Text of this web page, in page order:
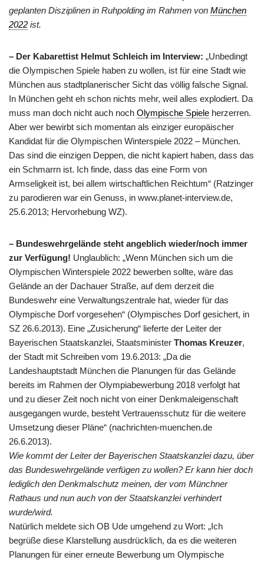
geplanten Disziplinen in Ruhpolding im Rahmen von München
2022 ist.
– Der Kabarettist Helmut Schleich im Interview: „Unbedingt
die Olympischen Spiele haben zu wollen, ist für eine Stadt wie
München aus stadtplanerischer Sicht das völlig falsche Signal.
In München geht eh schon nichts mehr, weil alles explodiert. Da
muss man doch nicht auch noch Olympische Spiele herzerren.
Aber wer bewirbt sich momentan als einziger europäischer
Kandidat für die Olympischen Winterspiele 2022 – München.
Das sind die einzigen Deppen, die nicht kapiert haben, dass das
ein Schmarrn ist. Ich finde, dass das eine Form von
Armseligkeit ist, bei allem wirtschaftlichen Reichtum“ (Ratzinger
zu parodieren war ein Genuss, in www.planet-interview.de,
25.6.2013; Hervorhebung WZ).
– Bundeswehrgelände steht angeblich wieder/noch immer
zur Verfügung! Unglaublich: „Wenn München sich um die
Olympischen Winterspiele 2022 bewerben sollte, wäre das
Gelände an der Dachauer Straße, auf dem derzeit die
Bundeswehr eine Verwaltungszentrale hat, wieder für das
Olympische Dorf vorgesehen“ (Olympisches Dorf gesichert, in
SZ 26.6.2013). Eine „Zusicherung“ lieferte der Leiter der
Bayerischen Staatskanzlei, Staatsminister Thomas Kreuzer,
der Stadt mit Schreiben vom 19.6.2013: „Da die
Landeshauptstadt München die Planungen für das Gelände
bereits im Rahmen der Olympiabewerbung 2018 verfolgt hat
und zu dieser Zeit noch nicht von einer Denkmaleigenschaft
ausgegangen wurde, besteht Vertrauensschutz für die weitere
Umsetzung dieser Pläne“ (nachrichten-muenchen.de
26.6.2013).
Wie kommt der Leiter der Bayerischen Staatskanzlei dazu, über
das Bundeswehrgelände verfügen zu wollen? Er kann hier doch
lediglich den Denkmalschutz meinen, der vom Münchner
Rathaus und nun auch von der Staatskanzlei verhindert
wurde/wird.
Natürlich meldete sich OB Ude umgehend zu Wort: „Ich
begrüße diese Klarstellung ausdrücklich, da es die weiteren
Planungen für einer erneute Bewerbung um Olympische